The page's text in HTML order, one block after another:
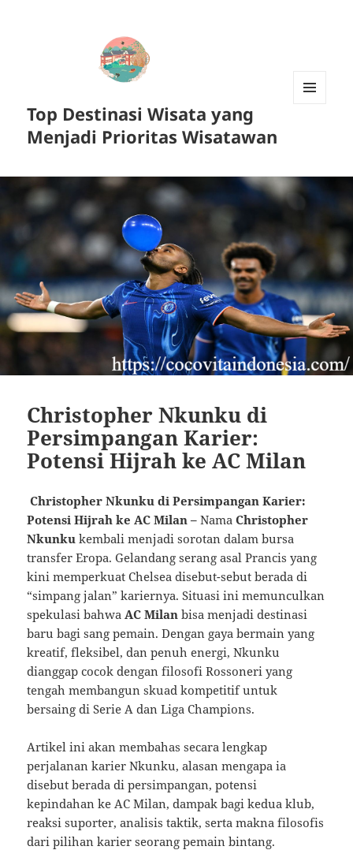
Top Destinasi Wisata yang
Menjadi Prioritas Wisatawan
Christopher Nkunku di
Persimpangan Karier:
Potensi Hijrah ke AC Milan
Christopher Nkunku di Persimpangan Karier:
Potensi Hijrah ke AC Milan –NamaChristopher
Nkunku kembali menjadi sorotan dalam bursa
transfer Eropa. Gelandang serang asal Prancis yang
kini memperkuat Chelsea disebut-sebut berada di
“simpang jalan” kariernya. Situasi ini memunculkan
spekulasi bahwa AC Milan bisa menjadi destinasi
baru bagi sang pemain. Dengan gaya bermain yang
kreatif, fleksibel, dan penuh energi, Nkunku
dianggap cocok dengan filosofi Rossoneri yang
tengah membangun skuad kompetitif untuk
bersaing di Serie A dan Liga Champions.
Artikel ini akan membahas secara lengkap
perjalanan karier Nkunku, alasan mengapa ia
disebut berada di persimpangan, potensi
kepindahan ke AC Milan, dampak bagi kedua klub,
reaksi suporter, analisis taktik, serta makna filosofis
dari pilihan karier seorang pemain bintang.